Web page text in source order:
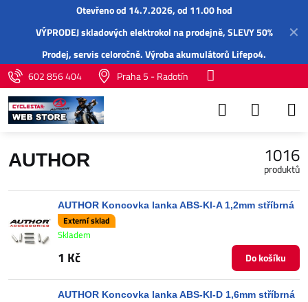
✕
Otevřeno od 14.7.2026, od 11.00 hod
VÝPRODEJ skladových elektrokol na prodejně, SLEVY 50%
Prodej,servisceloročně.Výroba akumulátorů Lifepo4.
602 856 404
Praha 5 - Radotín
AUTHOR 1016
produktů
AUTHOR Koncovka lanka ABS-Kl-A 1,2mm stříbrná
Externí sklad
Skladem
1 Kč Do košíku
AUTHOR Koncovka lanka ABS-Kl-D 1,6mm stříbrná